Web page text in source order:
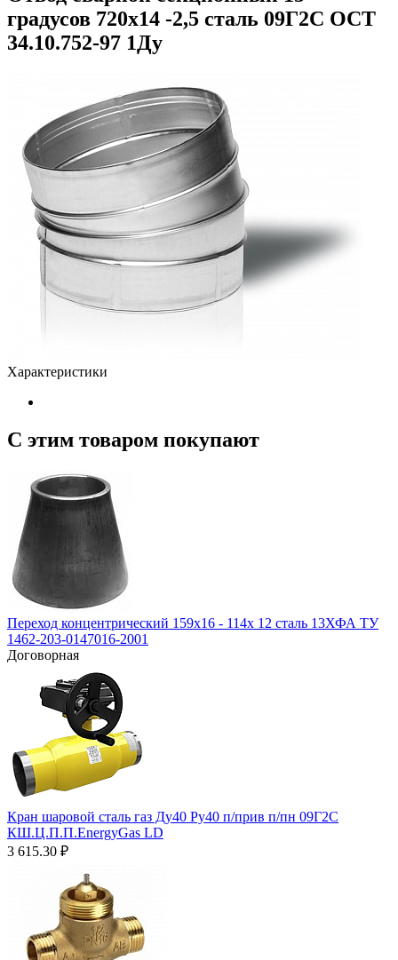
градусов 720х14 -2,5 сталь 09Г2С ОСТ
34.10.752-97 1Ду
Характеристики
С этим товаром покупают
Переход концентрический 159х16 - 114х 12 сталь 13ХФА ТУ
1462-203-0147016-2001
Договорная
Кран шаровой сталь газ Ду40 Ру40 п/прив п/пн 09Г2С
КШ.Ц.П.П.EnergyGas LD
3 615.30 ₽